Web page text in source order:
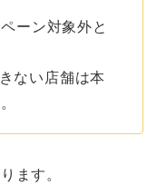
ーン対象外と
ない店舗は本
ます。